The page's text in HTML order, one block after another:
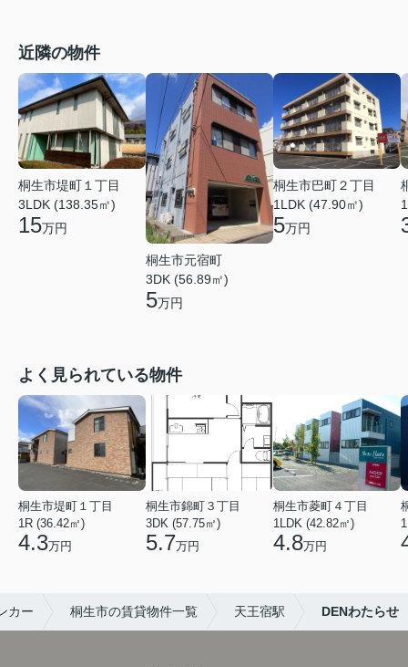
近隣の物件
桐生市堤町１丁目
3LDK (138.35㎡)
15万円
桐生市元宿町
3DK (56.89㎡)
5万円
桐生市巴町２丁目
1LDK (47.90㎡)
5万円
よく見られている物件
桐生市堤町１丁目
1R (36.42㎡)
4.3万円
桐生市錦町３丁目
3DK (57.75㎡)
5.7万円
桐生市菱町４丁目
1LDK (42.82㎡)
4.8万円
カー 桐生市の賃貸物件一覧 天王宿駅 DENわたらせ